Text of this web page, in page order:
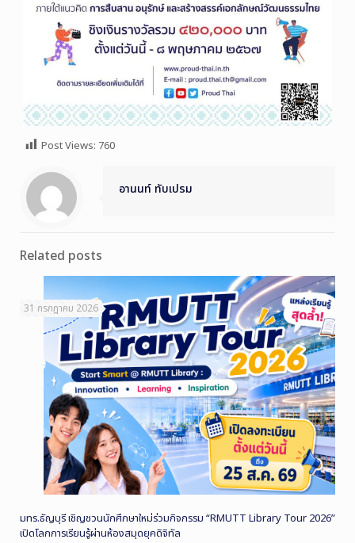
Post Views: 760
อานนท์ ทับเปรม
Related posts
31 กรกฎาคม 2026
มทร.ธัญบุรี เชิญชวนนักศึกษาใหม่ร่วมกิจกรรม “RMUTT Library Tour 2026”
เปิดโลกการเรียนรู้ผ่านห้องสมุดยุคดิจิทัล